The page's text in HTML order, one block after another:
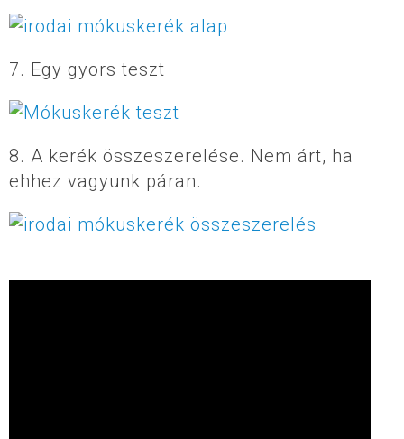
7. Egy gyors teszt
8. A kerék összeszerelése. Nem árt, ha
ehhez vagyunk páran.